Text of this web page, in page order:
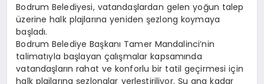
Bodrum Belediyesi, vatandaşlardan gelen yoğun talep
üzerine halk plajlarına yeniden şezlong koymaya
başladı.
Bodrum Belediye Başkanı Tamer Mandalinci’nin
talimatıyla başlayan çalışmalar kapsamında
vatandaşların rahat ve konforlu bir tatil geçirmesi için
halk plajlarına şezlonglar yerleştiriliyor. Şu ana kadar